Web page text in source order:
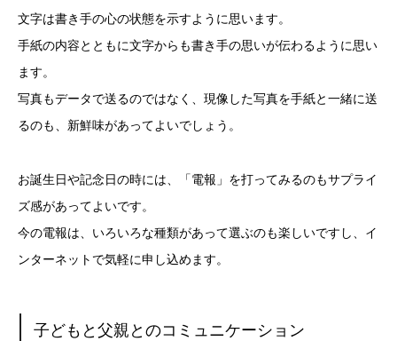
文字は書き手の心の状態を示すように思います。
手紙の内容とともに文字からも書き手の思いが伝わるように思い
ます。
写真もデータで送るのではなく、現像した写真を手紙と一緒に送
るのも、新鮮味があってよいでしょう。
お誕生日や記念日の時には、「電報」を打ってみるのもサプライ
ズ感があってよいです。
今の電報は、いろいろな種類があって選ぶのも楽しいですし、イ
ンターネットで気軽に申し込めます。
子どもと父親とのコミュニケーション